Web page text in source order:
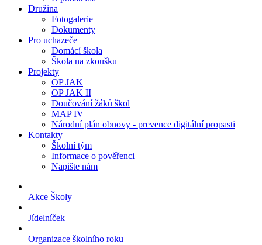
Družina
Fotogalerie
Dokumenty
Pro uchazeče
Domácí škola
Škola na zkoušku
Projekty
OP JAK
OP JAK II
Doučování žáků škol
MAP IV
Národní plán obnovy - prevence digitální propasti
Kontakty
Školní tým
Informace o pověřenci
Napište nám
Akce Školy
Jídelníček
Organizace školního roku